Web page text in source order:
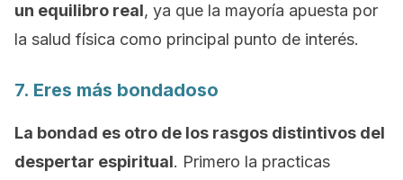
un equilibro real, ya que la mayoría apuesta por
la salud física como principal punto de interés.
7. Eres más bondadoso
La bondad es otro de los rasgos distintivos del
despertar espiritual. Primero la practicas